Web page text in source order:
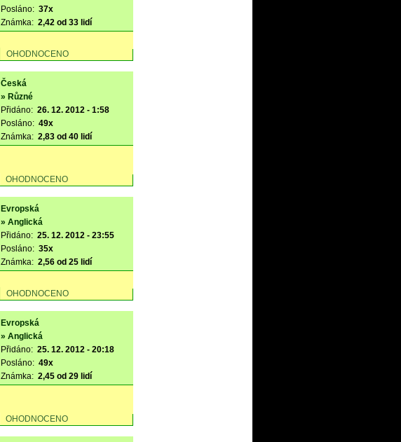
Posláno: 37x
Známka: 2,42 od 33 lidí
OHODNOCENO
Česká
» Různé
Přidáno: 26. 12. 2012 - 1:58
Posláno: 49x
Známka: 2,83 od 40 lidí
OHODNOCENO
Evropská
» Anglická
Přidáno: 25. 12. 2012 - 23:55
Posláno: 35x
Známka: 2,56 od 25 lidí
OHODNOCENO
Evropská
» Anglická
Přidáno: 25. 12. 2012 - 20:18
Posláno: 49x
Známka: 2,45 od 29 lidí
OHODNOCENO